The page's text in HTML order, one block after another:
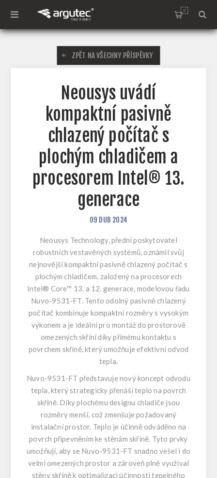
0
ZPĚT NA VŠECHNY PŘÍSPĚVKY
Neousys uvádí
kompaktní pasivně
chlazený počítač s
plochým chladičem a
procesorem Intel® 13.
generace
09 DUB 2024
Neousys Technology, přední poskytovatel
robustních vestavěných systémů, oznámil svůj
nejnovější kompaktní pasivně chlazený počítač s
plochým chladičem, založený na procesorech
Intel® Core™ 13. a 12. generace, modelovou řadu
Nuvo-9531-FT. Tento odolný pasivně chlazený
počítač kombinuje kompaktní rozměry s vysokým
výkonem a je ideální pro montáž do prostorově
omezených skříní díky přímému kontaktu s
povrchem skříně, který umožňuje efektivní odvod
tepla.
Nuvo-9531-FT představuje nový koncept odvodu
tepla, který strategicky přenáší teplo na povrch
skříně. Díky plochému designu chladiče jsou
rozměry menší, což zmenšuje požadovaný
instalační prostor. Teplo je účinně odváděno na
povrch připevněním ke stěnám skříně. Tyto prvky
umožňují, aby se Nuvo-9531-FT snadno vešel i do
velmi omezených prostor a zároveň plně využíval
stěny skříně k optimalizaci účinnosti tepelného